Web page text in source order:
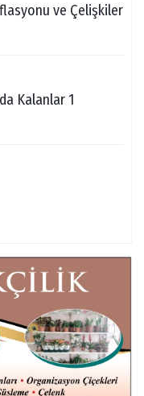
ve Çelişkiler
Kalanlar 1
=Prof.Dr.Hakan